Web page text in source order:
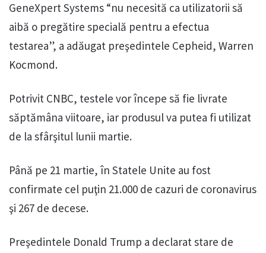
GeneXpert Systems “nu necesită ca utilizatorii să
aibă o pregătire specială pentru a efectua
testarea”, a adăugat preşedintele Cepheid, Warren
Kocmond.
Potrivit CNBC, testele vor începe să fie livrate
săptămâna viitoare, iar produsul va putea fi utilizat
de la sfârşitul lunii martie.
Până pe 21 martie, în Statele Unite au fost
confirmate cel puţin 21.000 de cazuri de coronavirus
şi 267 de decese.
Preşedintele Donald Trump a declarat stare de